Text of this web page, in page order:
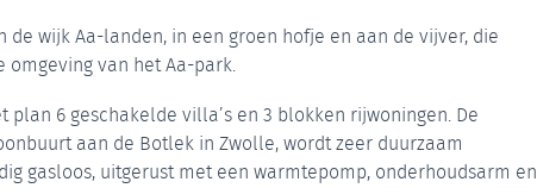
de wijk Aa-landen, in een groen hofje en aan de vijver, die
van het Aa-park.
6 geschakelde villa’s en 3 blokken rijwoningen. De
aan de Botlek in Zwolle, wordt zeer duurzaam
gasloos, uitgerust met een warmtepomp, onderhoudsarm en